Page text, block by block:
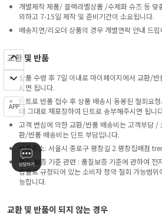
APP
개별제작 제품/ 블랙라벨상품 /수제화 슈즈 등 맞
외하고 7-15일 제작 및 준비기간이 소요됩니다.
배송지연/리오더 상품의 경우 개별연락 안내 드립
교환 및 반품
상품 수령 후 7일 이내로 마이페이지에서 교환/
시면 됩니다.
딘트로 반품 접수 후 상품 배송시 동봉된 철회요
태 그대로 재포장하여 딘트로 송부해주시면 됩니
고객 변심에 의한 교환/반품 배송비는 고객부담 /
환/반품 배송비는 딘트 부담입니다.
반품주소: 서울시 종로구 평창길 2 평창집배점
품질 보증 기준 관련 : 품질보증 기준에 관하여 전
법률로 규정되어 있는 소비자 청약 철회 가능범
능합니다.
교환 및 반품이 되지 않는 경우